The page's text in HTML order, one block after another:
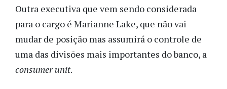
Outra executiva que vem sendo considerada
para o cargo é Marianne Lake, que não vai
mudar de posição mas assumirá o controle de
uma das divisões mais importantes do banco, a
consumer unit.